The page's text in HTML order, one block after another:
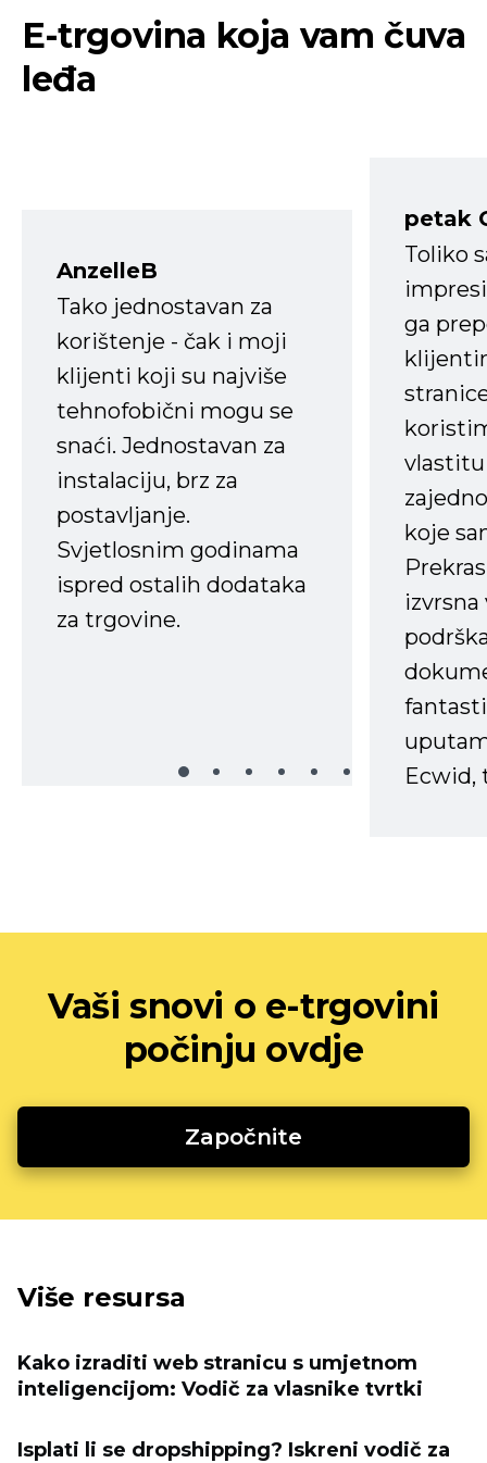
E-trgovina koja vam čuva
leđa
AnzelleB
Tako jednostavan za
korištenje - čak i moji
klijenti koji su najviše
tehnofobični mogu se
snaći. Jednostavan za
instalaciju, brz za
postavljanje.
Svjetlosnim godinama
ispred ostalih dodataka
za trgovine.
petak
Toliko
ga
koje
Ecwid,
Vaši snovi o e-trgovini
počinju ovdje
Započnite
Više resursa
Kako izraditi web stranicu s umjetnom
inteligencijom: Vodič za vlasnike tvrtki
Isplati li se dropshipping? Iskreni vodič za